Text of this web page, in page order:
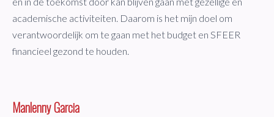
academische activiteiten. Daarom is het mijn doel om
verantwoordelijk om te gaan met het budget en SFEER
financieel gezond te houden.
Manlenny Garcia